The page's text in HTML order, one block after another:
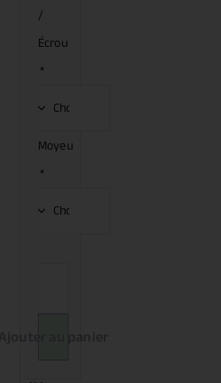
/
Écrou
*
Moyeu
*